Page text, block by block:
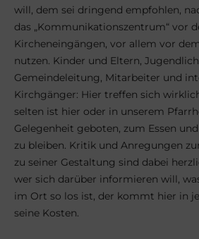
will, dem sei dringend empfohlen,
das „Kommunikationszentrum“ vor
Kircheneingängen, vor allem vor
nutzen. Kinder und Eltern,
Gemeindeleitung, Mitarbeiter und
Kirchgänger: Hier treffen sich
selten ist hier oder in unserem
Gelegenheit geboten, zum Essen
zu bleiben. Kritik und Anregungen
zu seiner Gestaltung sind dabei
wer sich darüber informieren will,
im Ort so los ist, der kommt hier in
seine Kosten.